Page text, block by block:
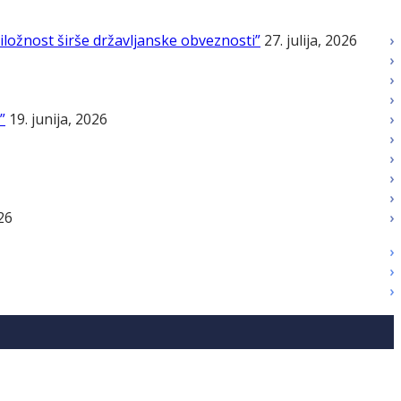
širše državljanske obveznosti” 27. julija, 2026
19. junija, 2026